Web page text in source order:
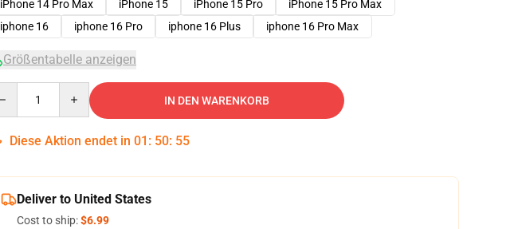
iPhone 14 Pro Max
iPhone 15 iPhone 15 Pro
iPhone 15 Pro Max
iphone 16
iphone 16 Pro iphone 16 Plus iphone 16 Pro Max
Größentabelle anzeigen
IN DEN WARENKORB
Diese Aktion endet in 01 : 50: 54
Deliver to United States
Cost to ship:$6.99